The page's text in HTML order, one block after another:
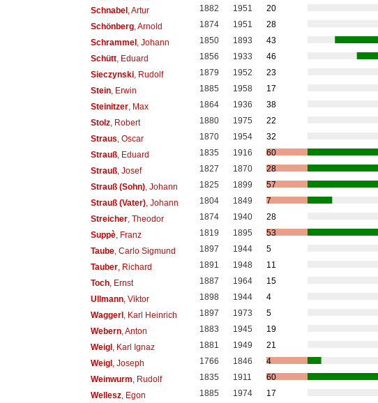
Schnabel, Artur 1882 1951
20
Schönberg, Arnold 1874 1951
28
Schrammel, Johann 1850 1893
43
Schütt, Eduard 1856 1933
46
Sieczynski, Rudolf 1879 1952
23
Stein, Erwin 1885 1958
17
Steinitzer, Max 1864 1936
38
Stolz, Robert 1880 1975
22
Straus , Oscar 1870 1954
32
Strauß, Eduard 1835 1916
60
Strauß, Josef 1827 1870
28
Strauß (Sohn), Johann 1825 1899
57
Strauß (Vater), Johann 1804 1849
7
Streicher, Theodor 1874 1940
28
Suppè, Franz 1819 1895
53
Taube, Carlo Sigmund 1897 1944
5
Tauber, Richard 1891 1948
11
Toch, Ernst 1887 1964
15
Ullmann, Viktor 1898 1944
4
Waggerl, Karl Heinrich 1897 1973
5
Webern, Anton 1883 1945
19
Weigl, Karl Ignaz 1881 1949
21
Weigl, Joseph 1766 1846
4
Weinwurm , Rudolf 1835 1911
60
Wellesz, Egon 1885 1974 17